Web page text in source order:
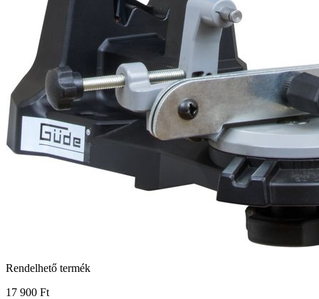
Rendelhető termék
17 900 Ft